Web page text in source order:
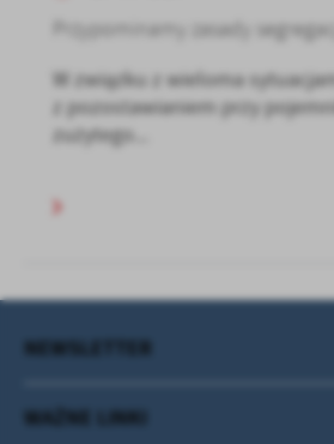
Przypominamy zasady
W związku z wieloma
z pozostawianiem przy
zużytego...
WAŻNE LINKI
NEWSLETTER